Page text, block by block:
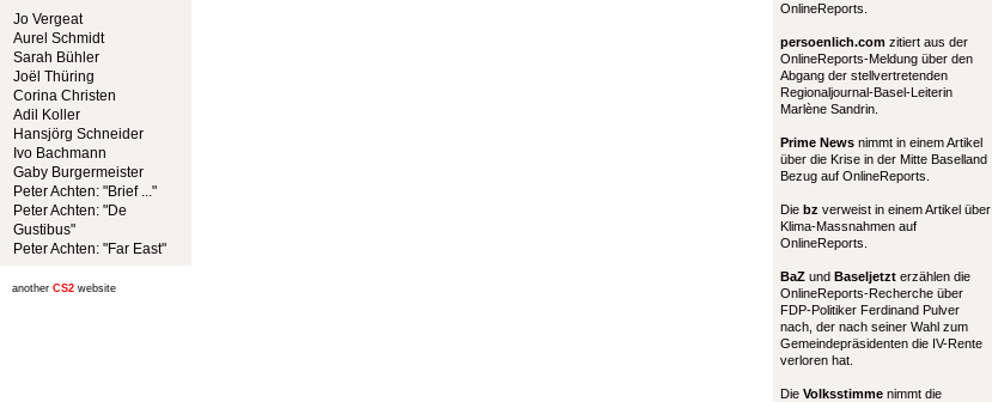
Jo Vergeat
Aurel Schmidt
Sarah Bühler
Joël Thüring
Corina Christen
Adil Koller
Hansjörg Schneider
Ivo Bachmann
Gaby Burgermeister
Peter Achten: "Brief ..."
Peter Achten: "De
Gustibus"
Peter Achten: "Far East"
another CS2 website
OnlineReports.
persoenlich.com zitiert aus der
OnlineReports-Meldung über den
Abgang der stellvertretenden
Regionaljournal-Basel-Leiterin
Marlène Sandrin.
Prime News nimmt in einem Artikel
über die Krise in der Mitte Baselland
Bezug auf OnlineReports.
Die bz verweist in einem Artikel über
Klima-Massnahmen auf
OnlineReports.
BaZ und Baseljetzt erzählen die
OnlineReports-Recherche über
FDP-Politiker Ferdinand Pulver
nach, der nach seiner Wahl zum
Gemeindepräsidenten die IV-Rente
verloren hat.
Die Volksstimme nimmt die